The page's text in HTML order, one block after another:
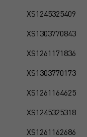
XS1245325409
XS1303770843
XS1261171836
XS1303770173
XS1261164625
XS1245325318
XS1261162686